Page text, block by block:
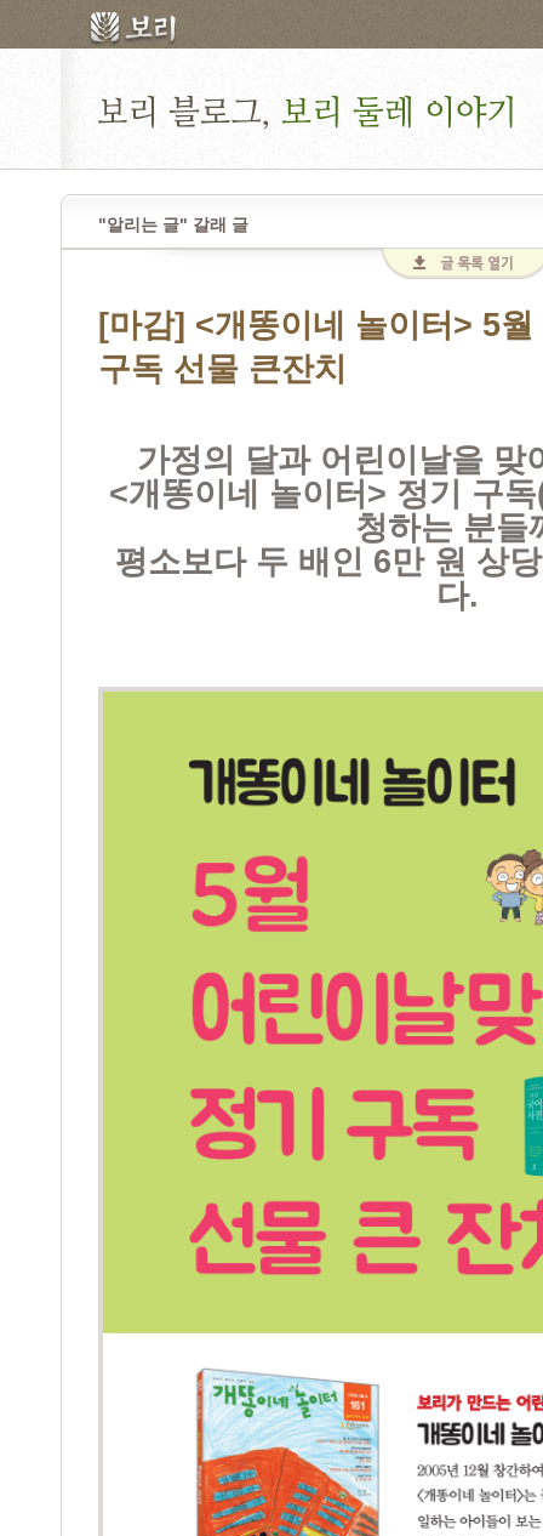
"알리는 글" 갈래 글
[마감] <개똥이네 놀이터> 5
구독 선물 큰잔치
가정의 달과 어린이날을 맞
<개똥이네 놀이터> 정기 구
청하는 분들
평소보다 두 배인 6만 원 상
다.